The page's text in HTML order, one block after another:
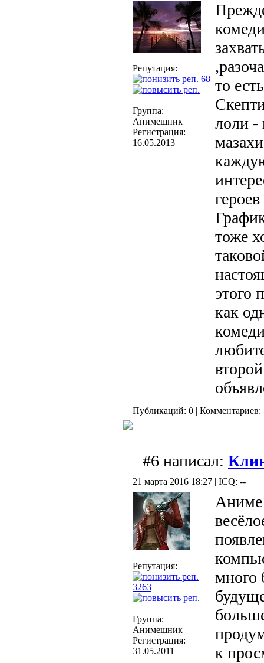
Репутация:
68
Группа:
Анимешник
Регистрация:
16.05.2013
то
лоли -
тоже
этого
как
Публикаций: 0 | Комментариев:
#6 написал:
21 марта 2016 18:27 | ICQ: --
Репутация:
3263
Группа:
Анимешник
Регистрация:
31.05.2011
Аниме
много
к